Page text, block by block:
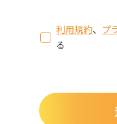
利用規約、 プ
る